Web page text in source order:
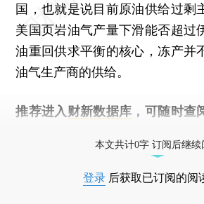
国，也就是说目前原油供给过剩
美国页岩油气产量下滑能否超过
油重回供求平衡的核心，冻产并
油气生产商的供给。
推荐进入 财新数据库 ，可随时查
本文共计0字 订阅后继续
登录 后获取已订阅的阅